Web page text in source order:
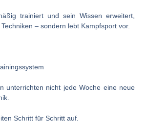
trainiert und sein Wissen erweitert,
– sondern lebt Kampfsport vor.
unterrichten nicht jede Woche eine neue
Schritt für Schritt auf.